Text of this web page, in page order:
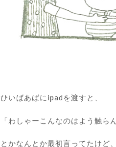
ひいばあばにipadを渡すと、
「わしゃーこんなのはよう触ら
とかなんとか最初言ってたけど